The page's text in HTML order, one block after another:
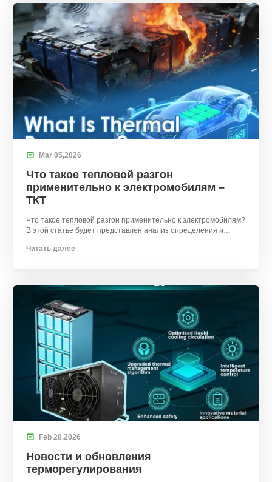
 Mar 05,2026
Что такое тепловой разгон
применительно к электромобилям –
ТКТ
Что такое тепловой разгон применительно к электромобилям?
В этой статье будет представлен анализ определения и
Читать далее
 Feb 28,2026
Новости и обновления
терморегулирования